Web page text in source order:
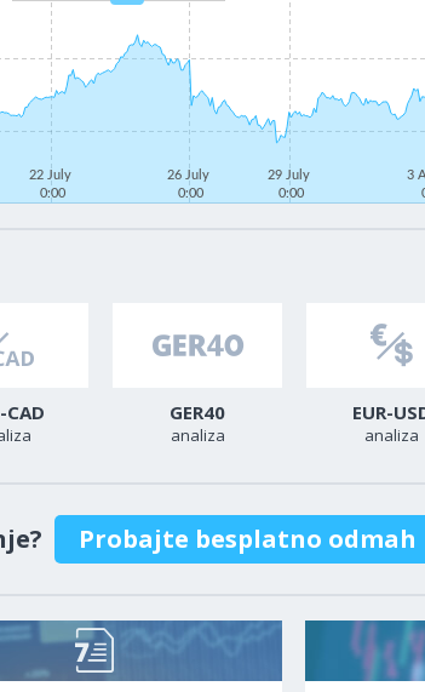
22 July
0:00
26 July
0:00
29 July
0:00
3
CAD GER40
analiza
EUR-
analiza
Probajte besplatno odmah